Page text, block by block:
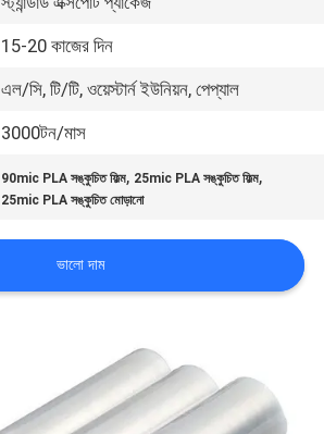
15-20 কাজের দিন
এল/সি, টি/টি, ওয়েস্টার্ন ইউনিয়ন, পেপ্যাল
3000টন/মাস
90mic PLA সঙ্কুচিত ফিল্ম, 25mic PLA সঙ্কুচিত ফিল্ম,
25mic PLA সঙ্কুচিত মোড়ানো
ভালো দাম